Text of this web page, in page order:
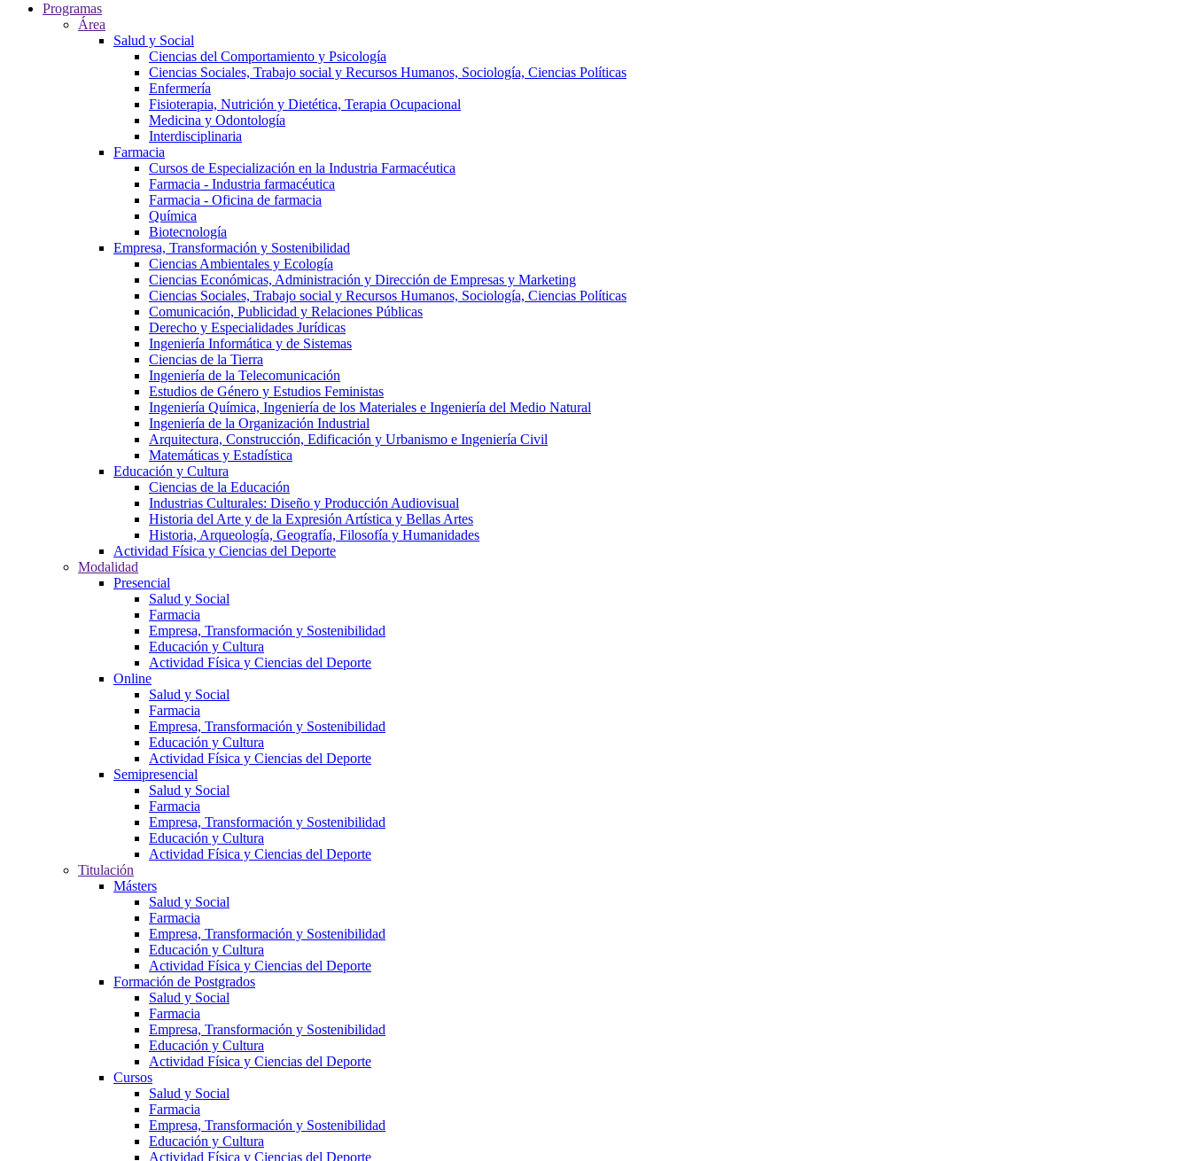
Programas
Área
Salud y Social
Ciencias del Comportamiento y Psicología
Ciencias Sociales, Trabajo social y Recursos Humanos, Sociología, Ciencias Políticas
Enfermería
Fisioterapia, Nutrición y Dietética, Terapia Ocupacional
Medicina y Odontología
Interdisciplinaria
Farmacia
Cursos de Especialización en la Industria Farmacéutica
Farmacia - Industria farmacéutica
Farmacia - Oficina de farmacia
Química
Biotecnología
Empresa, Transformación y Sostenibilidad
Ciencias Ambientales y Ecología
Ciencias Económicas, Administración y Dirección de Empresas y Marketing
Ciencias Sociales, Trabajo social y Recursos Humanos, Sociología, Ciencias Políticas
Comunicación, Publicidad y Relaciones Públicas
Derecho y Especialidades Jurídicas
Ingeniería Informática y de Sistemas
Ciencias de la Tierra
Ingeniería de la Telecomunicación
Estudios de Género y Estudios Feministas
Ingeniería Química, Ingeniería de los Materiales e Ingeniería del Medio Natural
Ingeniería de la Organización Industrial
Arquitectura, Construcción, Edificación y Urbanismo e Ingeniería Civil
Matemáticas y Estadística
Educación y Cultura
Ciencias de la Educación
Industrias Culturales: Diseño y Producción Audiovisual
Historia del Arte y de la Expresión Artística y Bellas Artes
Historia, Arqueología, Geografía, Filosofía y Humanidades
Actividad Física y Ciencias del Deporte
Modalidad
Presencial
Salud y Social
Farmacia
Empresa, Transformación y Sostenibilidad
Educación y Cultura
Actividad Física y Ciencias del Deporte
Online
Salud y Social
Farmacia
Empresa, Transformación y Sostenibilidad
Educación y Cultura
Actividad Física y Ciencias del Deporte
Semipresencial
Salud y Social
Farmacia
Empresa, Transformación y Sostenibilidad
Educación y Cultura
Actividad Física y Ciencias del Deporte
Titulación
Másters
Salud y Social
Farmacia
Empresa, Transformación y Sostenibilidad
Educación y Cultura
Actividad Física y Ciencias del Deporte
Formación de Postgrados
Salud y Social
Farmacia
Empresa, Transformación y Sostenibilidad
Educación y Cultura
Actividad Física y Ciencias del Deporte
Cursos
Salud y Social
Farmacia
Empresa, Transformación y Sostenibilidad
Educación y Cultura
Actividad Física y Ciencias del Deporte